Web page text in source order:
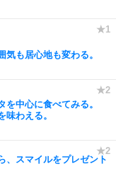
も居心地も変わる。
を中心に食べてみる。
味わえる。
、スマイルをプレゼント